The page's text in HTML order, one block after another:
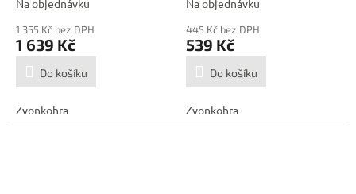
Na objednávku
1 355 Kč bez DPH
1 639 Kč
Do košíku
Zvonkohra
Na objednávku
445 Kč bez DPH
539 Kč
Do košíku
Zvonkohra